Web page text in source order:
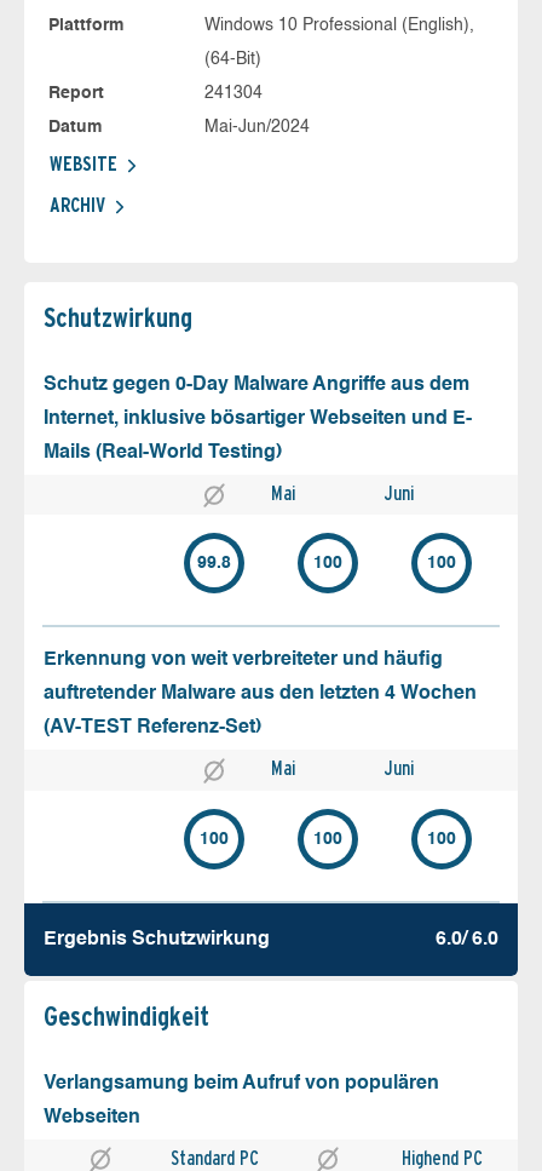
Plattform
Windows 10 Professional (English),
(64-Bit)
Report
241304
Datum
Mai-Jun/2024
WEBSITE
ARCHIV
Schutz­wirkung
Schutz gegen 0-Day Malware Angriffe aus dem
Internet, inklusive bösartiger Webseiten und E-
Mails (Real-World Testing)
Mai Juni
99.8 100 100
Erkennung von weit verbreiteter und häufig
auftretender Malware aus den letzten 4 Wochen
(AV-TEST Referenz-Set)
Mai Juni
100 100 100
Ergebnis Schutz­wirkung 6.0/ 6.0
Geschw­indigkeit
Verlangsamung beim Aufruf von populären
Webseiten
Standard PC Highend PC